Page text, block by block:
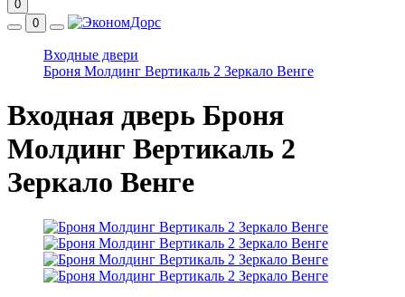
0
0
Входные двери
Броня Молдинг Вертикаль 2 Зеркало Венге
Входная дверь Броня
Молдинг Вертикаль 2
Зеркало Венге